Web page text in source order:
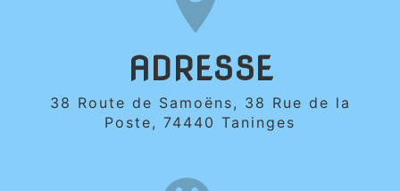
ADRESSE
38 Route de Samoëns, 38 Rue de la
Poste, 74440 Taninges